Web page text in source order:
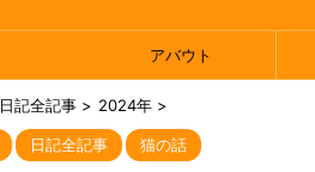
アバウト
日記全記事 > 2024年 >
日記全記事 猫の話